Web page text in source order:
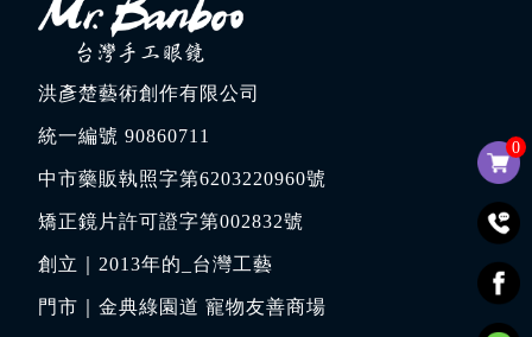
0
洪彥楚藝術創作有限公司
統一編號 90860711
中市藥販執照字第6203220960號
矯正鏡片許可證字第002832號
創立｜2013年的_台灣工藝
門市｜金典綠園道 寵物友善商場